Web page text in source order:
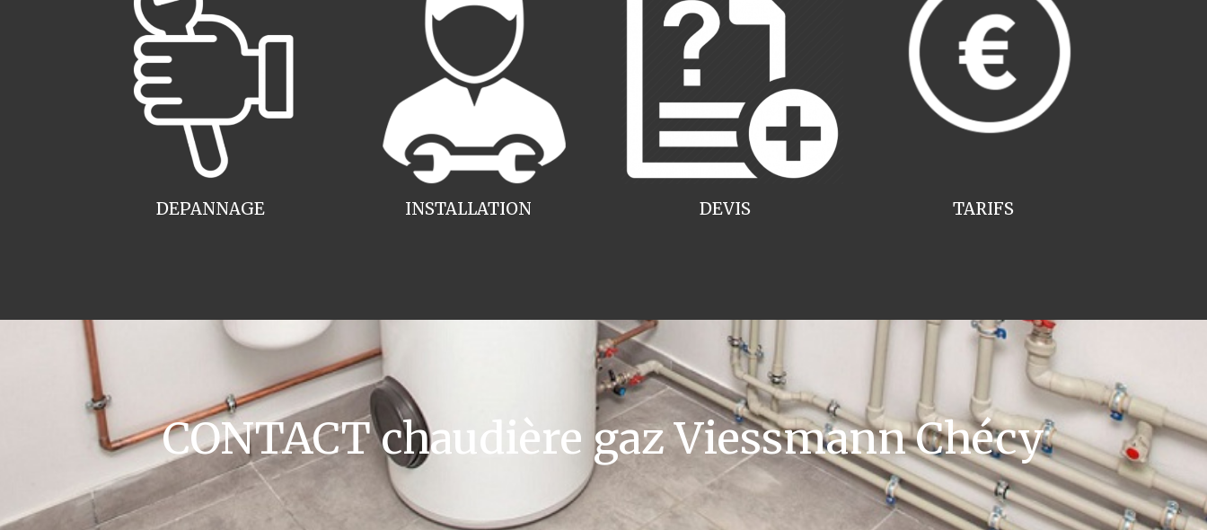
INSTALLATION
DEPANNAGE TARIFS
DEVIS
CONTACT chaudière gaz Viessmann Chécy